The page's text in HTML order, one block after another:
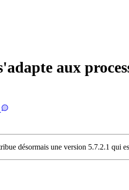
aux
désormais une version 5.7.2.1 qui